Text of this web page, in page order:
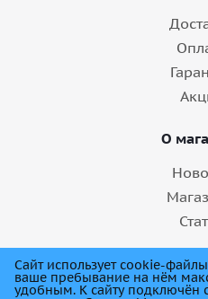
О
8 (845)
Сайт использует cookie-
ваше пребывание на нём
удобным. К cайту подключён